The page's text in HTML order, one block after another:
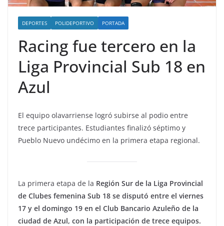
DEPORTES POLIDEPORTIVO PORTADA
Racing fue tercero en la
Liga Provincial Sub 18 en
Azul
El equipo olavarriense logró subirse al podio entre
trece participantes. Estudiantes finalizó séptimo y
Pueblo Nuevo undécimo en la primera etapa regional.
La primera etapa de la Región Sur de la Liga Provincial
de Clubes femenina Sub 18 se disputó entre el viernes
17 y el domingo 19 en el Club Bancario Azuleño de la
ciudad de Azul, con la participación de trece equipos.